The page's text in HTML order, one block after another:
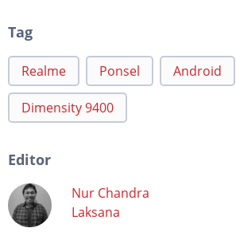
Tag
Realme Ponsel Android
Dimensity 9400
Editor
Nur Chandra
Laksana